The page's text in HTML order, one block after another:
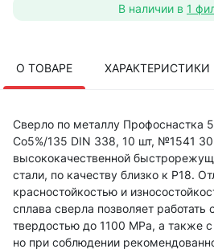
В наличии в 1
О ТОВАРЕ ХАРАКТЕРИСТИКИ
Сверло по металлу Профоснастка
Co5%/135 DIN 338, 10 шт, №1541
высококачественной
стали, по качеству близко к Р18.
красностойкостью и
сплава сверла позволяет
твердостью до 1100 МРа, а также
но при соблюдении